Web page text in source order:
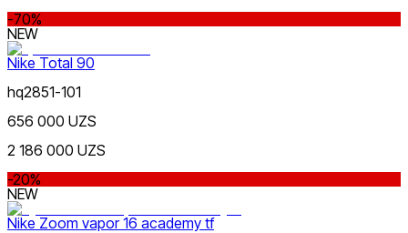
Бежевый
Многоцветный
-70%
NEW
Nike Total 90
hq2851-101
656 000 UZS
2 186 000 UZS
-20%
NEW
Nike Zoom vapor 16 academy tf